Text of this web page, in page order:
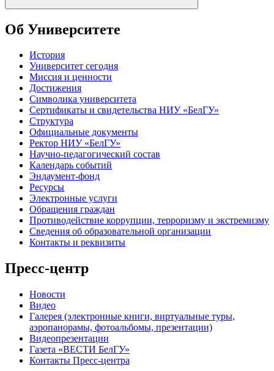
Об Университете
История
Университет сегодня
Миссия и ценности
Достижения
Символика университета
Сертификаты и свидетельства НИУ «БелГУ»
Структура
Официальные документы
Ректор НИУ «БелГУ»
Научно-педагогический состав
Календарь событий
Эндаумент-фонд
Ресурсы
Электронные услуги
Обращения граждан
Противодействие коррупции, терроризму и экстремизму
Сведения об образовательной организации
Контакты и реквизиты
Пресс-центр
Новости
Видео
Галерея (электронные книги, виртуальные туры,
аэропанорамы, фотоальбомы, презентации)
Видеопрезентации
Газета «ВЕСТИ БелГУ»
Контакты Пресс-центра